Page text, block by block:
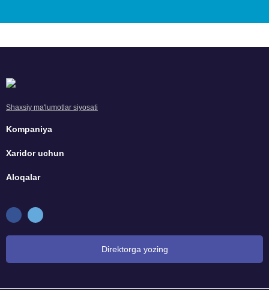
Shaxsiy ma'lumotlar siyosati
Kompaniya
Xaridor uchun
Aloqalar
Direktorga yozing